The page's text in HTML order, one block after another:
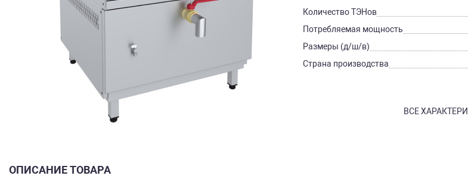
Количество ТЭНов
Потребляемая мощность
Размеры (д/ш/в)
Страна производства
ВСЕ
ОПИСАНИЕ ТОВАРА